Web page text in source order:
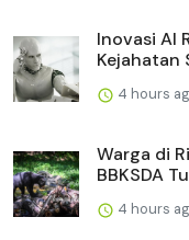
Inovasi AI
Kejahatan
4 hours
Warga di
BBKSDA
4 hours